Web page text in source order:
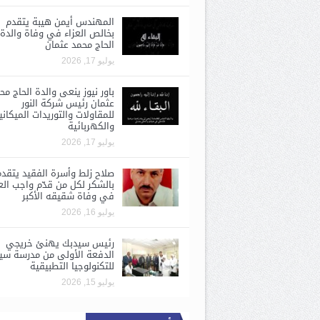
المهندس أيمن هيبة يتقدم
بخالص العزاء في وفاة والدة
الحاج محمد عثمان
يوليو 17, 2026
باور نيوز ينعى والدة الحاج
عثمان رئيس شركة النور
للمقاولات والتوريدات
والكهربائية
يوليو 17, 2026
صلاح زلط وأسرة الفقيد
بالشكر لكل من قدّم واجب
في وفاة شقيقه الأكبر
يوليو 16, 2026
رئيس سيدبك يهنئ خريجي
الدفعة الأولى من مدرسة
للتكنولوجيا التطبيقية
يوليو 15, 2026